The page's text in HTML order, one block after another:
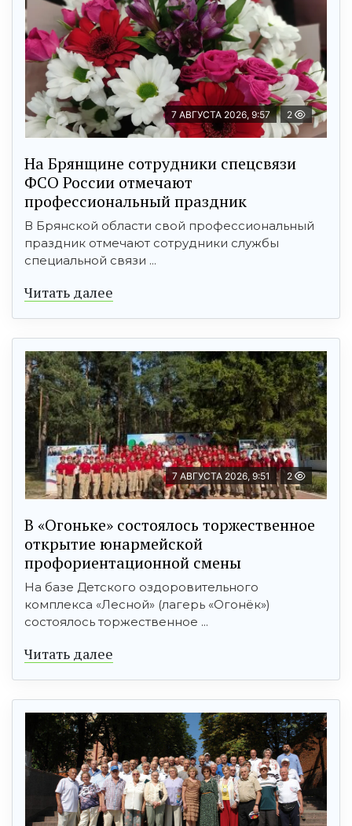
7 АВГУСТА 2026, 9:57 2
На Брянщине сотрудники спецсвязи
ФСО России отмечают
профессиональный праздник
В Брянской области свой профессиональный
праздник отмечают сотрудники службы
специальной связи ...
Читать далее
7 АВГУСТА 2026, 9:51 2
В «Огоньке» состоялось торжественное
открытие юнармейской
профориентационной смены
На базе Детского оздоровительного
комплекса «Лесной» (лагерь «Огонёк»)
состоялось торжественное ...
Читать далее